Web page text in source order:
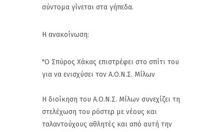
σύντομα γίνεται στα γήπεδα.
Η ανακοίνωση:
"Ο Σπύρος Χάκας επιστρέφει στο σπίτι του
για να ενισχύσει τον Α.Ο.Ν.Σ. Μίλων
Η διοίκηση του Α.Ο.Ν.Σ. Μίλων συνεχίζει τη
στελέχωση του ρόστερ με νέους και
ταλαντούχους αθλητές και από αυτή την